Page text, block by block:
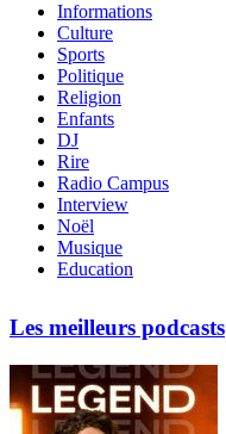
Informations
Culture
Sports
Politique
Religion
Enfants
DJ
Rire
Radio Campus
Interview
Noël
Musique
Education
Les meilleurs podcasts